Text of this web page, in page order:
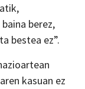
berez,
bestea ez”.
kasuan ez